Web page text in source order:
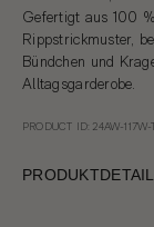
Gefertigt aus 100
Rippstrickmuster,
Bündchen und
Alltagsgarderobe.
PRODUCT ID: 24AW-117W-